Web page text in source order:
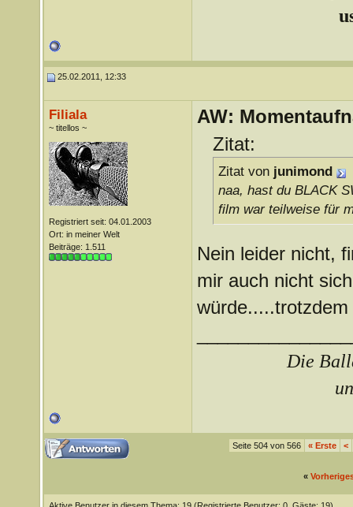
25.02.2011, 12:33
Filiala
~ titellos ~
Registriert seit: 04.01.2003
Ort: in meiner Welt
Beiträge: 1.511
AW:
Zitat:
Zitat von junimond
naa, hast du BLACK
film war teilweise für
Nein leider nicht,
mir auch nicht
Die
Seite 504 von 566 «Erste <
«